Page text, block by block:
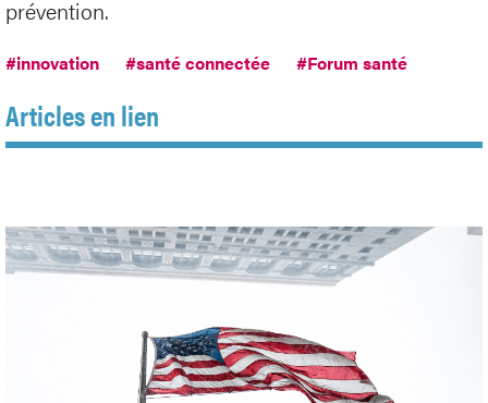
prévention.
#innovation #santé connectée #Forum santé
Articles en lien